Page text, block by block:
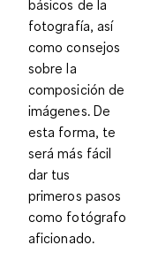
básicos de la
fotografía, así
como consejos
sobre la
composición de
imágenes. De
esta forma, te
será más fácil
dar tus
primeros pasos
como fotógrafo
aficionado.